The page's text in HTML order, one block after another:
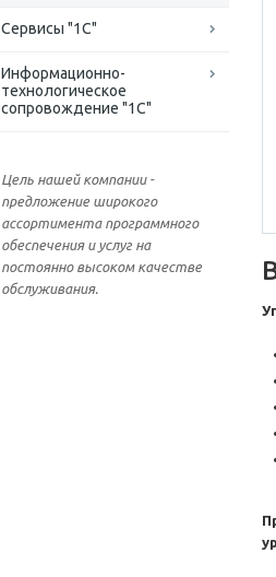
Сервисы "1С"
Информационно-
технологическое
сопровождение "1С"
Цель нашей компании -
предложение широкого
ассортимента программного
обеспечения и услуг на
постоянно высоком качестве
обслуживания.